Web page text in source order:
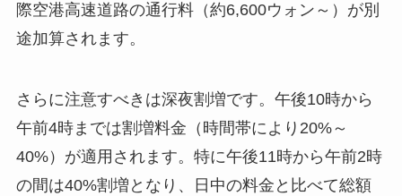
際空港高速道路の通行料（約6,600ウォン～）が別
途加算されます。
さらに注意すべきは深夜割増です。午後10時から
午前4時までは割増料金（時間帯により20%～
40%）が適用されます。特に午後11時から午前2時
の間は40%割増となり、日中の料金と比べて総額